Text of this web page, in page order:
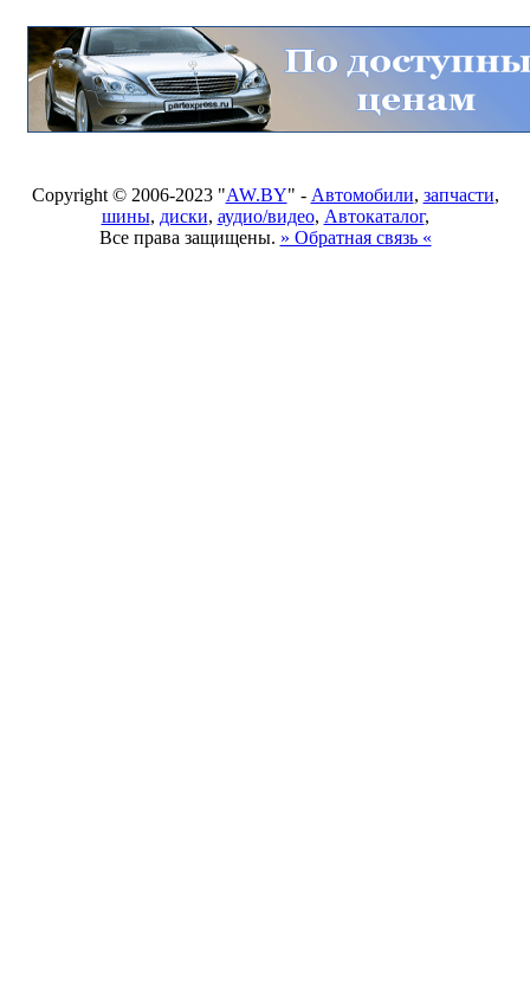
Copyright © 2006-2023 "AW.BY" - Автомобили, запчасти,
шины, диски, аудио/видео, Автокаталог,
Все права защищены. » Обратная связь «